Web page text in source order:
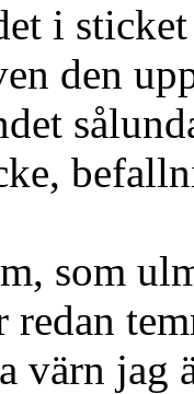
i
den
som
redan
värn jag